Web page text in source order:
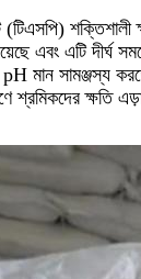
শক্তিশালী
এবং এটি
মান সামঞ্জস্য
শ্রমিকদের ক্ষতি